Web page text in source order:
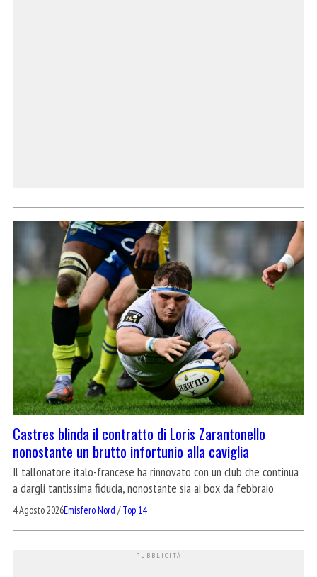
Castres blinda il contratto di Loris Zarantonello
nonostante un brutto infortunio alla caviglia
Il tallonatore italo-francese ha rinnovato con un club che continua
a dargli tantissima fiducia, nonostante sia ai box da febbraio
4 Agosto 2026Emisfero Nord /Top 14